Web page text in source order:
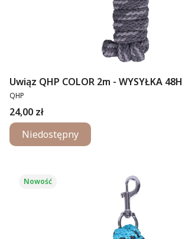
Uwiąz QHP COLOR 2m - WYSYŁKA 48H
PRODUCENT
QHP
Cena
24,00 zł
Niedostępny
Nowość